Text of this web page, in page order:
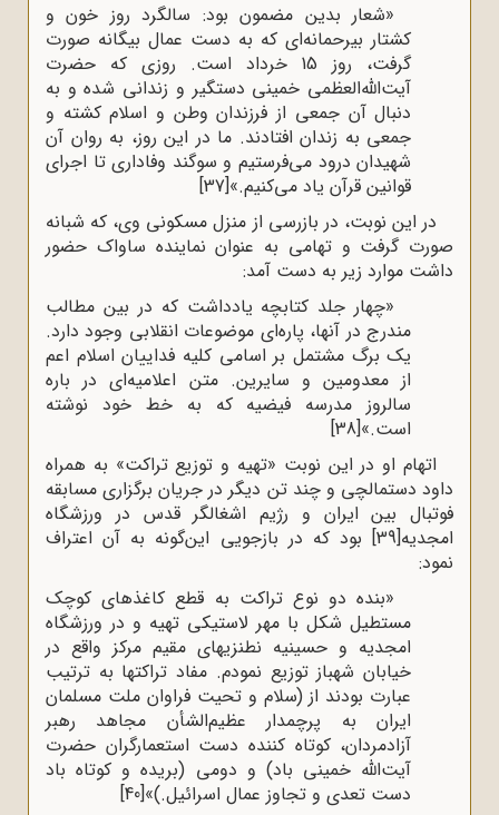
«شعار بدین مضمون بود: سالگرد روز خون و
کشتار بیرحمانه‌ای که به دست عمال بیگانه صورت
گرفت، روز 15 خرداد است. روزی که حضرت
آیت‌الله‌العظمی خمینی دستگیر و زندانی شده و به
دنبال آن جمعی از فرزندان وطن و اسلام کشته و
جمعی به زندان افتادند. ما در این روز، به روان آن
شهیدان درود می‌فرستیم و سوگند وفاداری تا اجرای
قوانین قرآن یاد می‌کنیم.»[37]
در این نوبت، در بازرسی از منزل مسکونی وی، که شبانه
صورت گرفت و تهامی به عنوان نماینده ساواک حضور
داشت موارد زیر به دست آمد:
«چهار جلد کتابچه یادداشت که در بین مطالب
مندرج در آنها، پاره‌ای موضوعات انقلابی وجود دارد.
یک برگ مشتمل بر اسامی کلیه فداییان اسلام اعم
از معدومین و سایرین. متن اعلامیه‌‌ای در باره
سالروز مدرسه فیضیه که به خط خود نوشته
است.»[38]
اتهام او در این نوبت «تهیه و توزیع تراکت» به همراه
داود دستمالچی و چند تن دیگر در جریان برگزاری مسابقه
فوتبال بین ایران و رژیم اشغالگر قدس در ورزشگاه
امجدیه[39] بود که در بازجویی این‌گونه به آن اعتراف
نمود:
«بنده دو نوع تراکت به قطع کاغذهای کوچک
مستطیل شکل با مهر لاستیکی تهیه و در ورزشگاه
امجدیه و حسینیه نطنزیهای مقیم مرکز واقع در
خیابان شهباز توزیع نمودم. مفاد تراکتها به ترتیب
عبارت بودند از (سلام و تحیت فراوان ملت مسلمان
ایران به پرچمدار عظیم‌الشأن مجاهد رهبر
آزادمردان، کوتاه ‌کننده دست استعمارگران حضرت
آیت‌الله خمینی باد) و دومی (بریده و کوتاه باد
دست تعدی و تجاوز عمال اسرائیل.)»[40]